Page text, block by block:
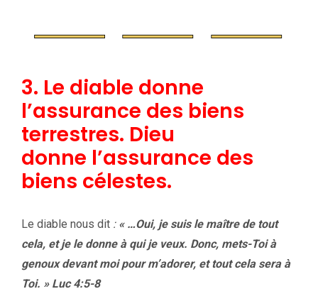
3. Le diable donne
l’assurance des biens
terrestres. Dieu
donne l’assurance des
biens célestes.
Le diable nous dit : « …Oui, je suis le maître de tout
cela, et je le donne à qui je veux. Donc, mets-Toi à
genoux devant moi pour m’adorer, et tout cela sera à
Toi. » Luc 4:5-8